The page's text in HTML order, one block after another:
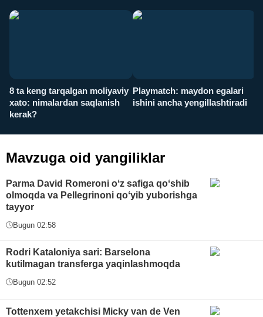
8 ta keng tarqalgan moliyaviy
xato: nimalardan saqlanish
kerak?
Playmatch: maydon egalari
ishini ancha yengillashtiradi
Mavzuga oid yangiliklar
Parma David Romeroni oʻz safiga qoʻshib
olmoqda va Pellegrinoni qoʻyib yuborishga
tayyor
Bugun 02:58
Rodri Kataloniya sari: Barselona
kutilmagan transferga yaqinlashmoqda
Bugun 02:52
Tottenxem yetakchisi Micky van de Ven